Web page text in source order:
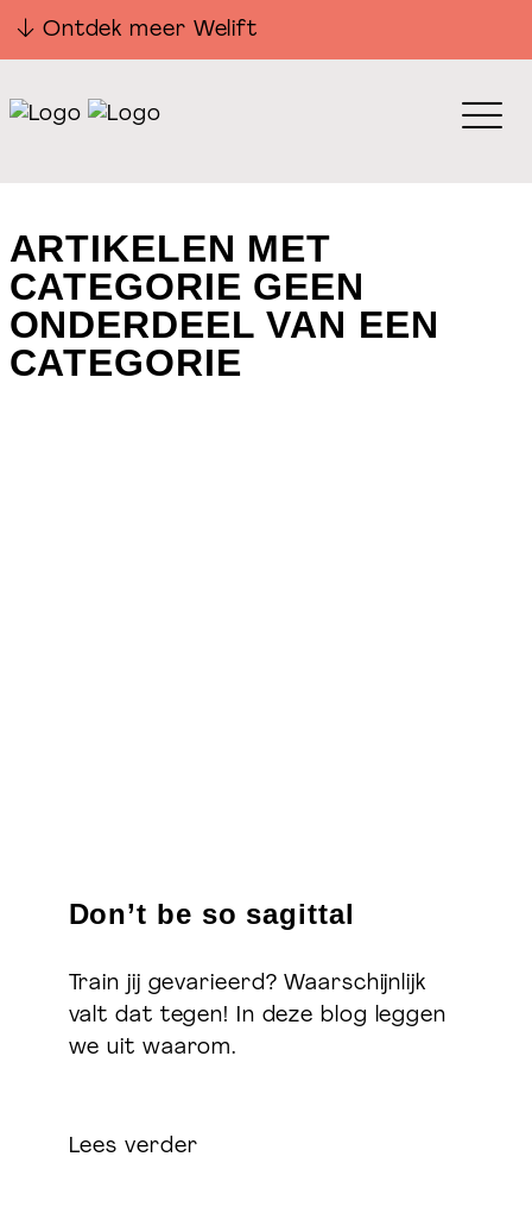
Ontdek meer Welift
ARTIKELEN MET
CATEGORIE GEEN
ONDERDEEL VAN EEN
CATEGORIE
Don’t be so sagittal
Train jij gevarieerd? Waarschijnlijk
valt dat tegen! In deze blog leggen
we uit waarom.
Lees verder